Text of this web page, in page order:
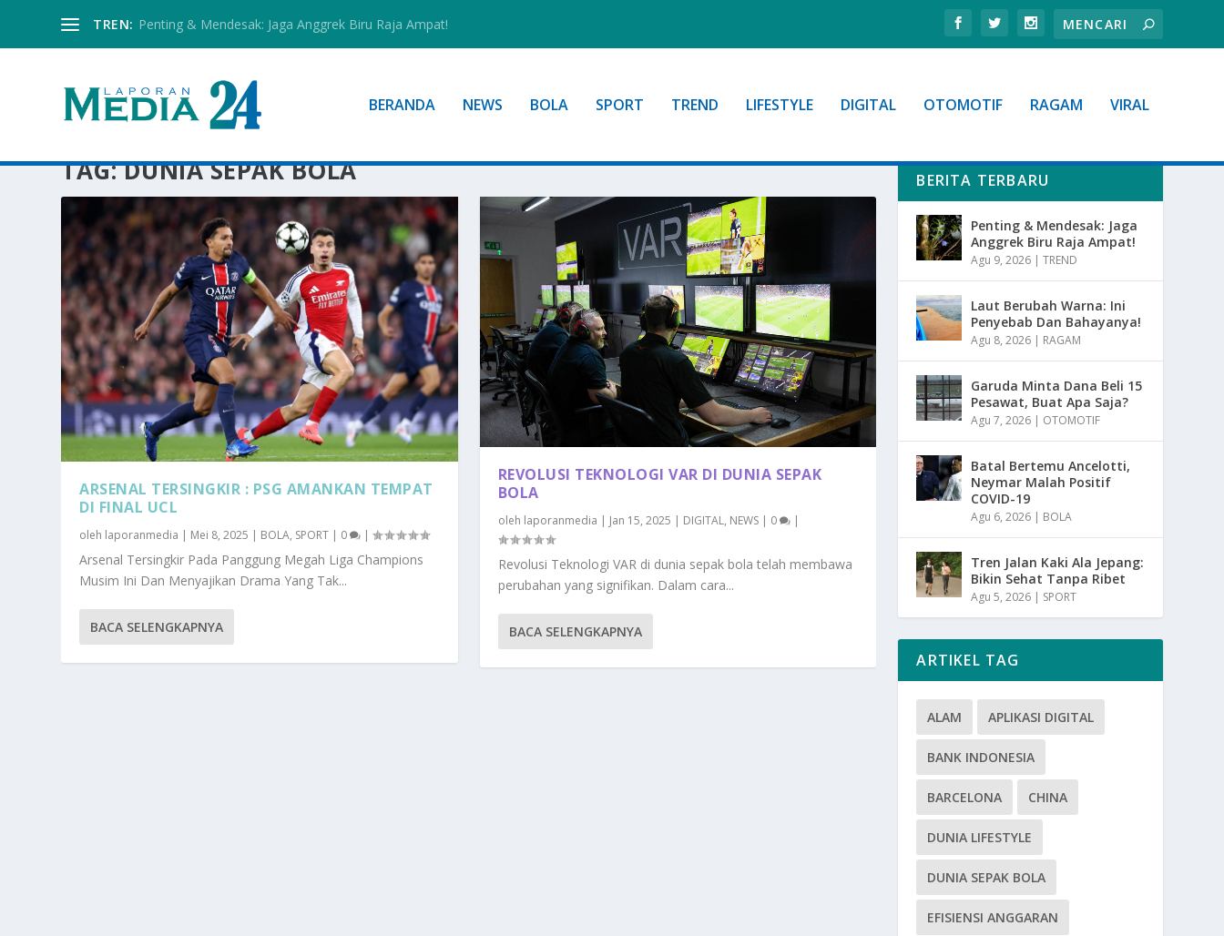
TREN: Penting & Mendesak: Jaga Anggrek Biru Raja Ampat!
BERANDA NEWS BOLA SPORT TREND LIFESTYLE DIGITAL OTOMOTIF RAGAM VIRAL
TAG:DUNIA SEPAK BOLA
ARSENAL TERSINGKIR : PSG AMANKAN TEMPAT
DI FINAL UCL
oleh laporanmedia | Mei 8, 2025 | BOLA, SPORT | 0 |
Arsenal Tersingkir Pada Panggung Megah Liga Champions
Musim Ini Dan Menyajikan Drama Yang Tak...
BACA SELENGKAPNYA
REVOLUSI TEKNOLOGI VAR DI DUNIA SEPAK
BOLA
oleh laporanmedia | Jan 15, 2025 | DIGITAL, NEWS| 0 |
Revolusi Teknologi VAR di dunia sepak bola telah membawa
perubahan yang signifikan. Dalam cara...
BACA SELENGKAPNYA
BERITA TERBARU
Penting & Mendesak: Jaga
Anggrek Biru Raja Ampat!
Agu 9, 2026 |TREND
Laut Berubah Warna: Ini
Penyebab Dan Bahayanya!
Agu 8, 2026 | RAGAM
Garuda Minta Dana Beli 15
Pesawat, Buat Apa Saja?
Agu 7, 2026 | OTOMOTIF
Batal Bertemu Ancelotti,
Neymar Malah Positif
COVID-19
Agu 6, 2026 | BOLA
Tren Jalan Kaki Ala Jepang:
Bikin Sehat Tanpa Ribet
Agu 5, 2026 | SPORT
ARTIKEL TAG
ALAM APLIKASI DIGITAL
BANK INDONESIA
BARCELONA CHINA
DUNIA LIFESTYLE
DUNIA SEPAK BOLA
EFISIENSI ANGGARAN